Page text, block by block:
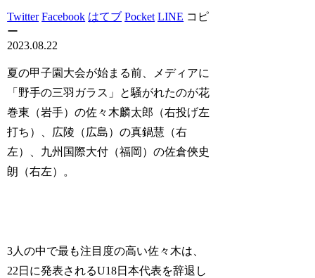
Twitter Facebook はてブ Pocket LINE コピ
ー
2023.08.22
夏の甲子園大会が始まる前、メディアに
「野手の三羽ガラス」と騒がれたのが花
巻東（岩手）の佐々木麟太郎（右投げ左
打ち）、広陵（広島）の真鍋慧（右
左）、九州国際大付（福岡）の佐倉俠史
朗（右左）。
3人の中で最も注目度の高い佐々木は、
22日に発表されるU18日本代表を辞退し